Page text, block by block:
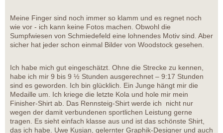
Meine Finger sind noch immer so klamm und es regnet noch
wie vor - ich kann keine Fotos machen. Obwohl die
Sumpfwiesen von Schmiedefeld eine lohnendes Motiv sind. Aber
sicher hat jeder schon einmal Bilder von Woodstock gesehen.
Ich habe mich gut eingeschätzt. Ohne die Strecke zu kennen,
habe ich mir 9 bis 9 ½ Stunden ausgerechnet – 9:17 Stunden
sind es geworden. Ich bin glücklich. Ein Junge hängt mir die
Medaille um. Ich kriege die letzte Kola und hole mir mein
Finisher-Shirt ab. Das Rennsteig-Shirt werde ich nicht nur
wegen der damit verbundenen sportlichen Leistung gerne
tragen. Es sieht einfach klasse aus und ist das schönste Shirt,
das ich habe. Uwe Kusian, gelernter Graphik-Designer und auch